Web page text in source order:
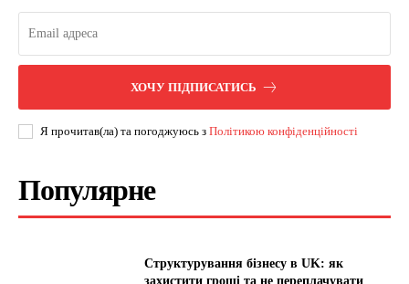
ХОЧУ ПІДПИСАТИСЬ
Я прочитав(ла) та погоджуюсь з Політикою конфіденційності
Популярне
Структурування бізнесу в UK: як
захистити гроші та не переплачувати